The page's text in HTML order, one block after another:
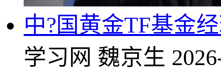
中?国黄金TF基金
学习网 魏京生